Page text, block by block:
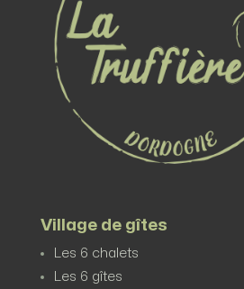
Village de gîtes
Les 6 chalets
Les 6 gîtes